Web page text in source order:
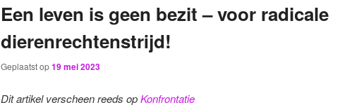
Een leven is geen bezit – voor radicale
dierenrechtenstrijd!
Geplaatst op19 mei 2023
Dit artikel verscheen reeds opKonfrontatie